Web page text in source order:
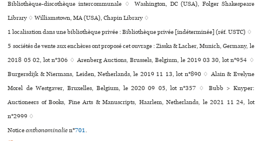
Bibliothèque-dis­co­thè­que inter­com­mu­nale ♢ Washington, DC (USA), Folger Shakespeare
Library ♢ Williamstown, MA (USA), Chapin Library ♢
1 localisation dans une bibliothèque privée : Bibliothèque privée [indéterminée] (réf. USTC) ♢
5 sociétés de vente aux enchères ont proposé cet ouvrage : Zisska & Lacher, Munich, Germany, le
2018 05 02, lot n°306 ♢ Arenberg Auctions, Brussels, Belgium, le 2019 03 30, lot n°954 ♢
Burgersdijk & Niermans, Leiden, Netherlands, le 2019 11 13, lot n°890 ♢ Alain & Evelyne
Morel de Westgaver, Bruxelles, Belgium, le 2020 09 05, lot n°357 ♢ Bubb > Kuyper:
Auctioneers of Books, Fine Arts & Manuscripts, Haarlem, Netherlands, le 2021 11 24, lot
n°2999 ♢
Noticeanthonominalien°701.